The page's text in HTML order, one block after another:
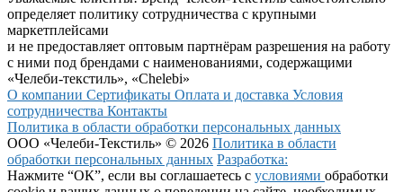
определяет политику сотрудничества с крупными
маркетплейсами
и не предоставляет оптовым партнёрам разрешения на работу
с ними под брендами с наименованиями, содержащими
«Челеби-текстиль», «Chelebi»
О компании Сертификаты Оплата и доставка Условия
сотрудничества Контакты
Политика в области обработки персональных данных
ООО «Челеби-Текстиль» © 2026 Политика в области
обработки персональных данных Разработка:
Нажмите “ОК”, если вы соглашаетесь с условиями обработки